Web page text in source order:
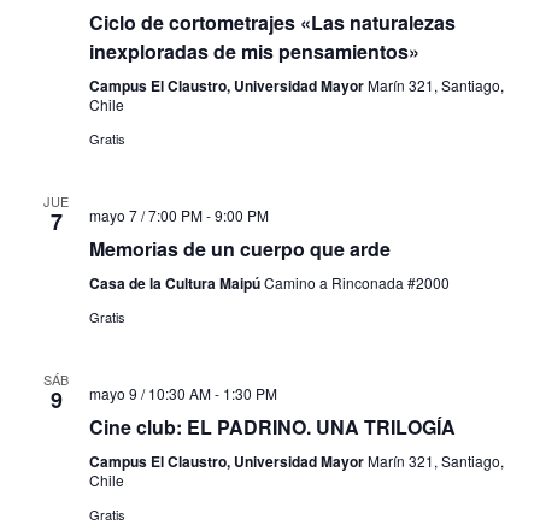
Ciclo de cortometrajes «Las naturalezas
inexploradas de mis pensamientos»
Campus El Claustro, Universidad MayorMarín 321, Santiago,
Chile
Gratis
JUE
7 mayo 7 / 7:00 PM-9:00 PM
Memorias de un cuerpo que arde
Casa de la Cultura MaipúCamino a Rinconada #2000
Gratis
SÁB
9 mayo 9 / 10:30 AM- 1:30 PM
Cine club: EL PADRINO. UNA TRILOGÍA
Campus El Claustro, Universidad MayorMarín 321, Santiago,
Chile
Gratis